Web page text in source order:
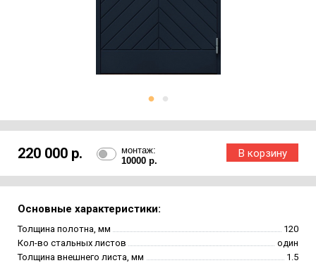
220 000 р.
монтаж:
10000 р.
Основные характеристики:
Толщина полотна, мм
120
Кол-во стальных листов
один
Толщина внешнего листа, мм
1.5